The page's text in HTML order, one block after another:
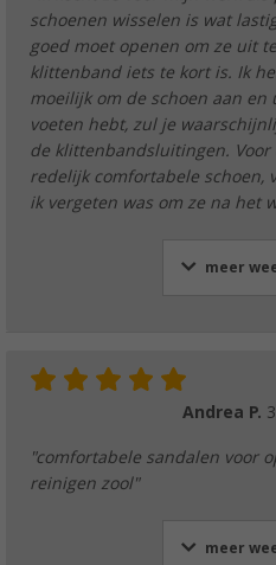
schoenen wisselen is wat
goed moet openen om ze uit
klittenband iets te kort is. Ik
moeilijk om de schoen aan
voeten hebt, zul je
de klittenbandsluitingen. Voor
redelijk comfortabele schoen,
ik vergeten was om ze na het
meer
Andrea P.
"comfortabele sandalen voor
reinigen zool"
meer